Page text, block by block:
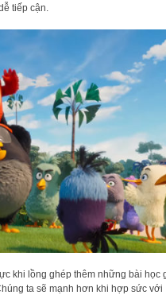
tiếp cận.
khi lồng ghép thêm những bài học
ta sẽ mạnh hơn khi hợp sức với